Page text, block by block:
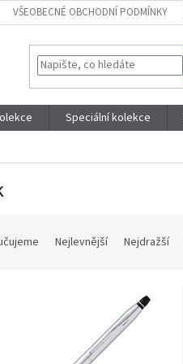
VŠEOBECNÉ OBCHODNÍ PODMÍNKY
Speciální kolekce
Nejlevnější Nejdražší